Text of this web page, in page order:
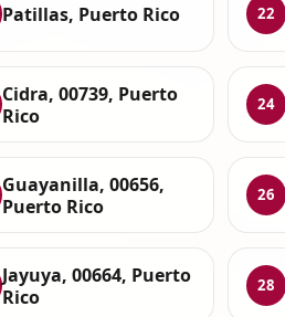
Patillas, Puerto Rico 22
Cidra, 00739, Puerto
Rico
24
Guayanilla, 00656,
Puerto Rico
26
Jayuya, 00664, Puerto
Rico
28